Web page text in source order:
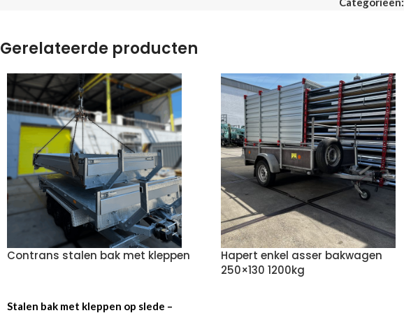
Gerelateerde producten
Contrans stalen bak met kleppen
Stalen bak met kleppen op slede –
Hapert enkel asser bakwagen
250×130 1200kg